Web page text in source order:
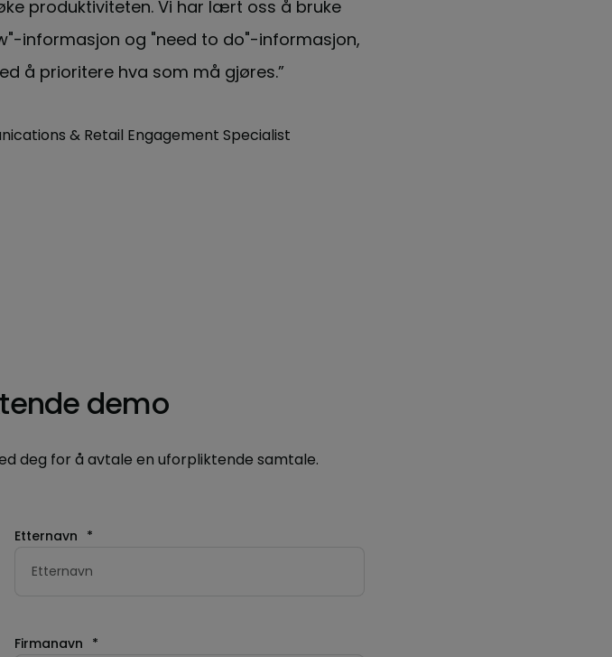
produktiviteten. Vi har lært oss å bruke
informasjon og "need to do"-informasjon,
å prioritere hva som må gjøres.”
& Retail Engagement Specialist
demo
deg for å avtale en uforpliktende samtale.
Etternavn *
Firmanavn *